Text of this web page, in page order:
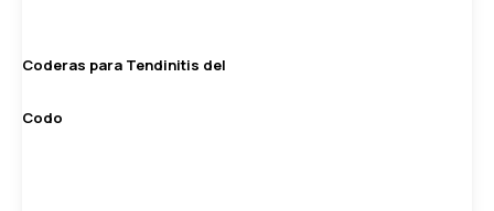
Coderas para Tendinitis del
Codo